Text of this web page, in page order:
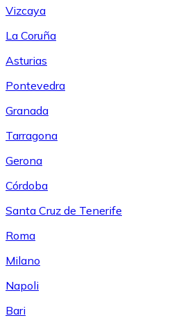
Vizcaya
La Coruña
Asturias
Pontevedra
Granada
Tarragona
Gerona
Córdoba
Santa Cruz de Tenerife
Roma
Milano
Napoli
Bari